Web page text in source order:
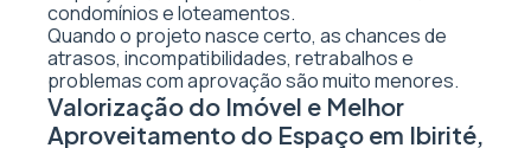
condomínios e loteamentos.
Quando o projeto nasce certo, as chances de
atrasos, incompatibilidades, retrabalhos e
problemas com aprovação são muito menores.
Valorização do Imóvel e Melhor
Aproveitamento do Espaço em Ibirité,